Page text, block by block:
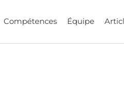
Compétences Équipe